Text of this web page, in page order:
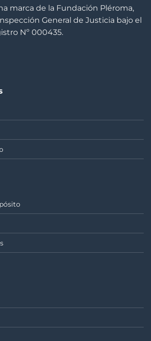
marca de la Fundación Pléroma,
General de Justicia bajo el
Nº 000435.